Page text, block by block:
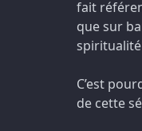
fait
que sur
C’est
de cette